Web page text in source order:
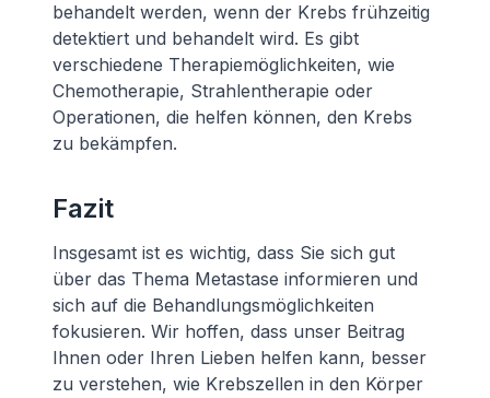
behandelt werden, wenn der Krebs frühzeitig
detektiert und behandelt wird. Es gibt
verschiedene Therapiemöglichkeiten, wie
Chemotherapie, Strahlentherapie oder
Operationen, die helfen können, den Krebs
zu bekämpfen.
Fazit
Insgesamt ist es wichtig, dass Sie sich gut
über das Thema Metastase informieren und
sich auf die Behandlungsmöglichkeiten
fokusieren. Wir hoffen, dass unser Beitrag
Ihnen oder Ihren Lieben helfen kann, besser
zu verstehen, wie Krebszellen in den Körper